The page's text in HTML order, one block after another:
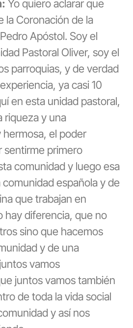
Yo quiero aclarar que
la Coronación de la
Apóstol. Soy el
Pastoral Oliver, soy el
parroquias, y de verdad
ya casi 10
en esta unidad pastoral,
riqueza y una
el poder
sentirme primero
comunidad y luego esa
española y de
que trabajan en
hay diferencia, que no
sino que hacemos
y de una
vamos
juntos vamos también
de toda la vida social
y así nos